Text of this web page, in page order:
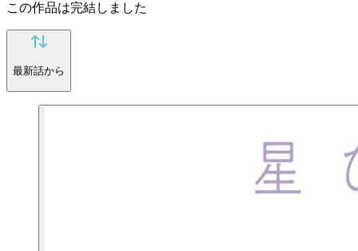
この作品は完結しました
最新話から